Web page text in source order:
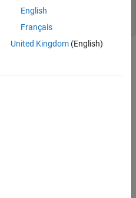
English
Français
United Kingdom(English)